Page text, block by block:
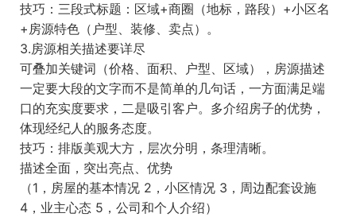
技巧：三段式标题：区域+商圈（地标，路段）+小区名
+房源特色（户型、装修、卖点）。
3.房源相关描述要详尽
可叠加关键词（价格、面积、户型、区域），房源描述
一定要大段的文字而不是简单的几句话，一方面满足端
口的充实度要求，二是吸引客户。多介绍房子的优势，
体现经纪人的服务态度。
技巧：排版美观大方，层次分明，条理清晰。
描述全面，突出亮点、优势
（1，房屋的基本情况 2，小区情况 3，周边配套设施
4，业主心态 5，公司和个人介绍）